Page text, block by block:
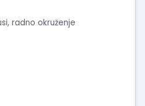
radno okruženje